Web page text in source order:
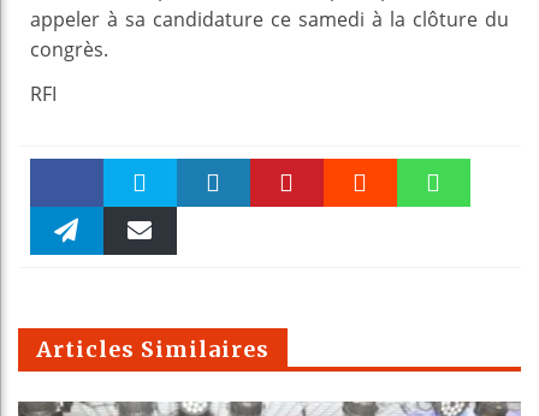
appeler à sa candidature ce samedi à la clôture du
congrès.
RFI
Faceboo Twitter
m
Articles Similaires